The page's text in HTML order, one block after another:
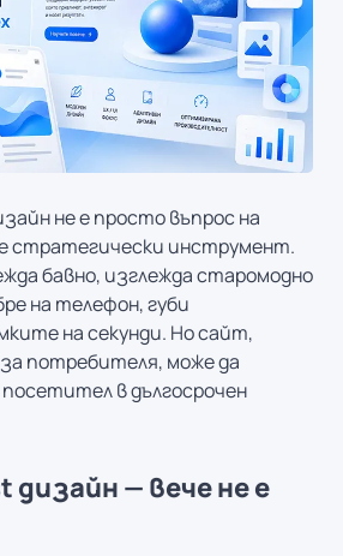
не е просто въпрос на
стратегически инструмент.
бавно, изглежда старомодно
на телефон, губи
на секунди. Но сайт,
потребителя, може да
посетител в дългосрочен
дизайн — вече не е